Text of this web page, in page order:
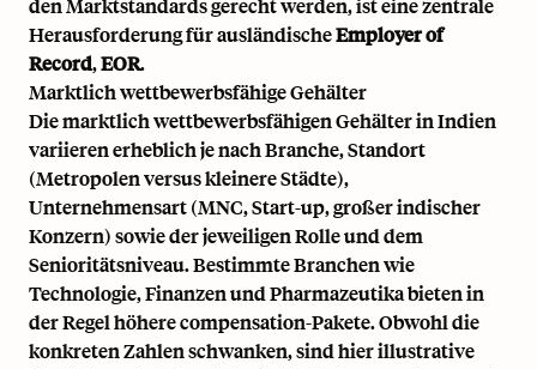
den Marktstandards gerecht werden, ist eine zentrale
Herausforderung für ausländischeEmployer of
Record,EOR.
Marktlich wettbewerbsfähige Gehälter
Die marktlich wettbewerbsfähigen Gehälter in Indien
variieren erheblich je nach Branche, Standort
(Metropolen versus kleinere Städte),
Unternehmensart (MNC, Start-up, großer indischer
Konzern) sowie der jeweiligen Rolle und dem
Senioritätsniveau. Bestimmte Branchen wie
Technologie, Finanzen und Pharmazeutika bieten in
der Regel höhere compensation-Pakete. Obwohl die
konkreten Zahlen schwanken, sind hier illustrative